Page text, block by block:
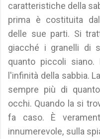
caratteristiche della
prima è costituita
delle sue parti. Si
giacché i granelli di
quanto piccoli siano.
l'infinità della sabbia.
sempre più di
occhi. Quando la si
fa caso. È
innumerevole, sulla